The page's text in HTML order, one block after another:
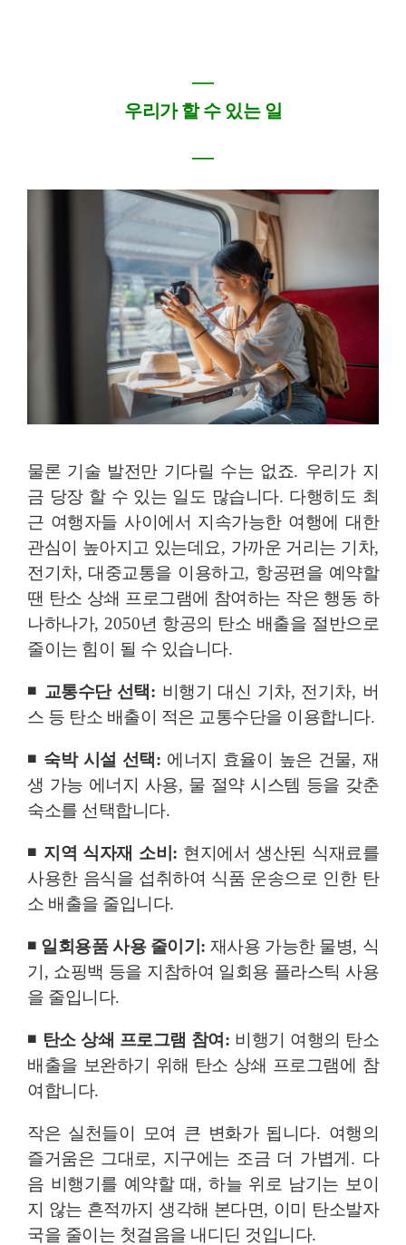
―
우리가 할 수 있는 일
―
물론 기술 발전만 기다릴 수는 없죠. 우리가 지
금 당장 할 수 있는 일도 많습니다. 다행히도 최
근 여행자들 사이에서 지속가능한 여행에 대한
관심이 높아지고 있는데요, 가까운 거리는 기차,
전기차, 대중교통을 이용하고, 항공편을 예약할
땐 탄소 상쇄 프로그램에 참여하는 작은 행동 하
나하나가, 2050년 항공의 탄소 배출을 절반으로
줄이는 힘이 될 수 있습니다.
◾ 교통수단 선택: 비행기 대신 기차, 전기차, 버
스 등 탄소 배출이 적은 교통수단을 이용합니다.
◾ 숙박 시설 선택: 에너지 효율이 높은 건물, 재
생 가능 에너지 사용, 물 절약 시스템 등을 갖춘
숙소를 선택합니다.
◾ 지역 식자재 소비 : 현지에서 생산된 식재료를
사용한 음식을 섭취하여 식품 운송으로 인한 탄
소 배출을 줄입니다.
◾ 일회용품 사용 줄이기 : 재사용 가능한 물병, 식
기, 쇼핑백 등을 지참하여 일회용 플라스틱 사용
을 줄입니다.
◾ 탄소 상쇄 프로그램 참여 : 비행기 여행의 탄소
배출을 보완하기 위해 탄소 상쇄 프로그램에 참
여합니다.
작은 실천들이 모여 큰 변화가 됩니다. 여행의
즐거움은 그대로, 지구에는 조금 더 가볍게. 다
음 비행기를 예약할 때,하늘 위로 남기는 보이
지 않는 흔적까지 생각해 본다면, 이미 탄소발자
국을 줄이는 첫걸음을 내디딘 것입니다.